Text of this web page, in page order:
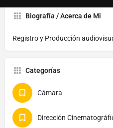
Biografía / Acerca de Mi
Registro y Producción
Categorías
Cámara
Dirección